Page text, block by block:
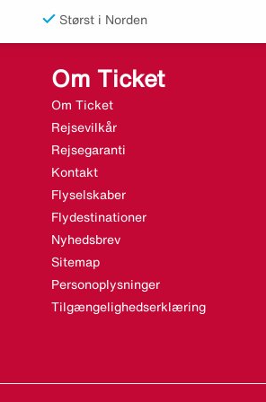
Størst i Norden
Om Ticket
Om Ticket
Rejsevilkår
Rejsegaranti
Kontakt
Flyselskaber
Flydestinationer
Nyhedsbrev
Sitemap
Personoplysninger
Tilgængelighedserklæring